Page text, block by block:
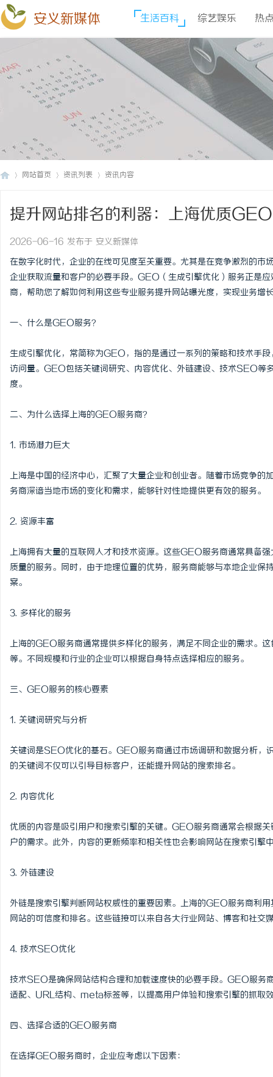
安义新媒体 生活百科 综艺娱乐 热
网站首页 资讯列表 资讯内容
提升网站排名的利器：上海优质
2026-06-16 发布于 安义新媒体
在数字化时代，企业的在线可见度至关重要。尤其是在竞争激烈的
企业获取流量和客户的必要手段。GEO（生成引擎优化）服务正是
商，帮助您了解如何利用这些专业服务提升网站曝光度，实现业务增
一、什么是GEO服务？
生成引擎优化，常简称为GEO，指的是通过一系列的策略和技术手
访问量。GEO包括关键词研究、内容优化、外链建设、技术SEO等
度。
二、为什么选择上海的GEO服务商？
1. 市场潜力巨大
上海是中国的经济中心，汇聚了大量企业和创业者。随着市场竞争
务商深谙当地市场的变化和需求，能够针对性地提供更有效的服务。
2. 资源丰富
上海拥有大量的互联网人才和技术资源。这些GEO服务商通常具备
质量的服务。同时，由于地理位置的优势，服务商能够与本地企业
案。
3. 多样化的服务
上海的GEO服务商通常提供多样化的服务，满足不同企业的需求。
等。不同规模和行业的企业可以根据自身特点选择相应的服务。
三、GEO服务的核心要素
1. 关键词研究与分析
关键词是SEO优化的基石。GEO服务商通过市场调研和数据分析，
的关键词不仅可以引导目标客户，还能提升网站的搜索排名。
2. 内容优化
优质的内容是吸引用户和搜索引擎的关键。GEO服务商通常会根据
户的需求。此外，内容的更新频率和相关性也会影响网站在搜索引擎
3. 外链建设
外链是搜索引擎判断网站权威性的重要因素。上海的GEO服务商利
网站的可信度和排名。这些链接可以来自各大行业网站、博客和社交
4. 技术SEO优化
技术SEO是确保网站结构合理和加载速度快的必要手段。GEO服务
适配、URL结构、meta标签等，以提高用户体验和搜索引擎的抓取
四、选择合适的GEO服务商
在选择GEO服务商时，企业应考虑以下因素：
武汉配眼镜 上海配眼镜